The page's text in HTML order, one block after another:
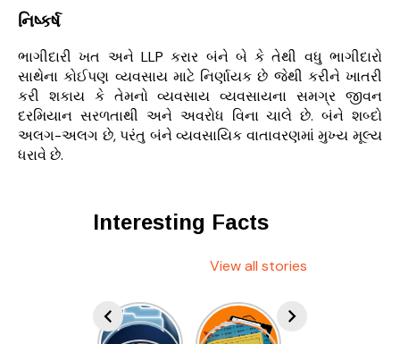
નિષ્કર્ષ
ભાગીદારી ખત અને LLP કરાર બંને બે કે તેથી વધુ ભાગીદારો
સાથેના કોઈપણ વ્યવસાય માટે નિર્ણાયક છે જેથી કરીને ખાતરી
કરી શકાય કે તેમનો વ્યવસાય વ્યવસાયના સમગ્ર જીવન
દરમિયાન સરળતાથી અને અવરોધ વિના ચાલે છે. બંને શબ્દો
અલગ-અલગ છે, પરંતુ બંને વ્યવસાયિક વાતાવરણમાં મુખ્ય મૂલ્ય
ધરાવે છે.
Interesting Facts
View all stories